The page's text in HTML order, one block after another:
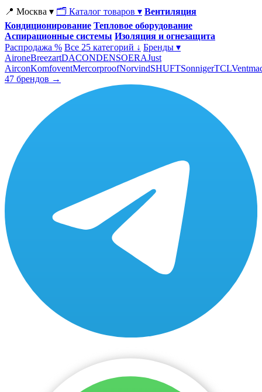
📍 Москва ▾ 🗂 Каталог товаров ▾ Вентиляция
Кондиционирование Тепловое оборудование
Аспирационные системы Изоляция и огнезащита
Распродажа % Все 25 категорий ↓ Бренды ▾
AironeBreezartDACONDENSOERAJust
AirconKomfoventMercorproofNorvindSHUFTSonnigerTCL
47 брендов →